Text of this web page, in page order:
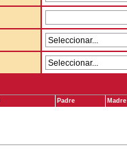
Padre Madre